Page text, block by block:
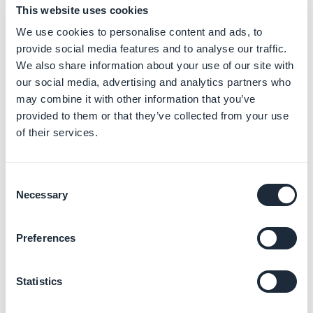
This website uses cookies
We use cookies to personalise content and ads, to
provide social media features and to analyse our traffic.
We also share information about your use of our site with
our social media, advertising and analytics partners who
may combine it with other information that you’ve
provided to them or that they’ve collected from your use
of their services.
Selection
Necessary
Preferences
Statistics
back office : menus Bien démarrer, Design, Contenu,
Publier, Utilisateurs, Audience, Paramètres, Add-ons et
autres.
Un profilutilisateura un accès plus restreint, il peut
accéder seulement aux menus
Vous pouvez personnaliser les droits d'accès pour les
1- Cliquez sur le nom du membre de votre équipe
2- Cochez ou décochez les onglets du back office
3 - Sélectionnez la langue du back office de votre